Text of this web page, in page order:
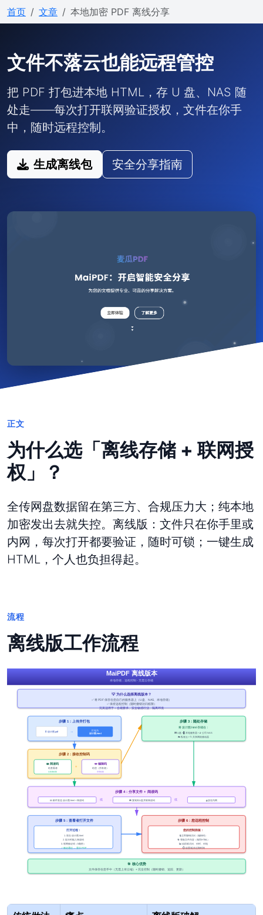
首页 文章 本地加密 PDF 离线分享
文件不落云也能远程管控
把 PDF 打包进本地 HTML，存 U 盘、NAS 随
处走——每次打开联网验证授权，文件在你手
中，随时远程控制。
生成离线包 安全分享指南
正文
为什么选「离线存储 + 联网授
权」？
全传网盘数据留在第三方、合规压力大；纯本地
加密发出去就失控。离线版：文件只在你手里或
内网，每次打开都要验证，随时可锁；一键生成
HTML，个人也负担得起。
流程
离线版工作流程